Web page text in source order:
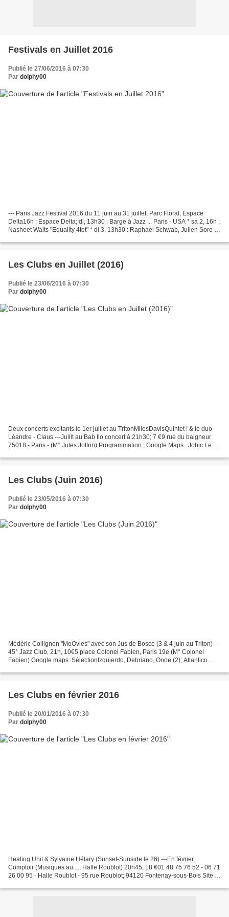
Festivals en Juillet 2016
Publié le 27/06/2016 à 07:30
Par dolphy00
--- Paris Jazz Festival 2016 du 11 juin au 31 juillet, Parc Floral, Espace
Delta16h : Espace Delta; di, 13h30 : Barge à Jazz ... Paris - USA * sa 2, 16h :
Nasheet Waits "Equality 4tet" * di 3, 13h30 : Raphael Schwab, Julien Soro *
Les Clubs en Juillet (2016)
Publié le 23/06/2016 à 07:30
Par dolphy00
Deux concerts excitants le 1er juillet au TritonMilesDavisQuintet ! & le duo
Léandre - Claus ---Juillt au Bab Ilo concert à 21h30; 7 €9 rue du baigneur
75018 - Paris - (M° Jules Joffrin) Programmation ; Google Maps . Jobic Le
Les Clubs (Juin 2016)
Publié le 23/05/2016 à 07:30
Par dolphy00
Médéric Collignon "MoOvies" avec son Jus de Bosce (3 & 4 juin au Triton) ---
45° Jazz Club, 21h, 10€5 place Colonel Fabien, Paris 19e (M° Colonel
Fabien) Google maps .SélectionIzquierdo, Debriano, Onoe (2); Atlantico
Les Clubs en février 2016
Publié le 20/01/2016 à 07:30
Par dolphy00
Healing Unit & Sylvaine Hélary (Sunset-Sunside le 26) ---En février,
Comptoir (Musiques au ..., Halle Roublot) 20h45; 18 €01 48 75 76 52 - 06 71
26 00 95 - Halle Roublot - 95 rue Roublot; 94120 Fontenay-sous-Bois Site ;